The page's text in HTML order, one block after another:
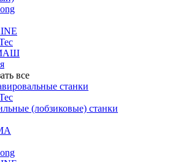
все
станки
(лобзиковые) станки